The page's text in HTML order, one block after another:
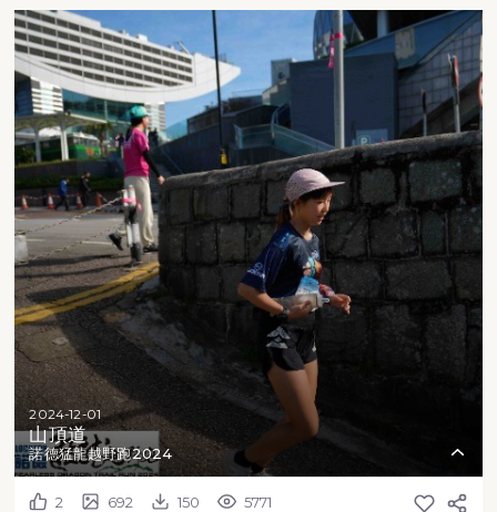
2024-12-01
山頂道
諾德猛龍越野跑2024
2 692 150 5771